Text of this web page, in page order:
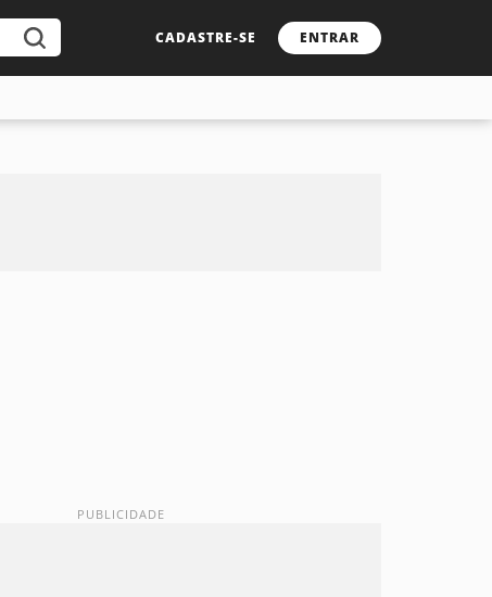
CADASTRE-SE ENTRAR